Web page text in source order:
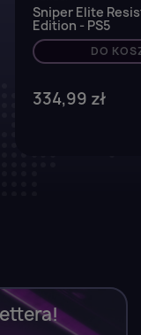
Sniper Elite
Edition - PS5
DO
334,99 zł